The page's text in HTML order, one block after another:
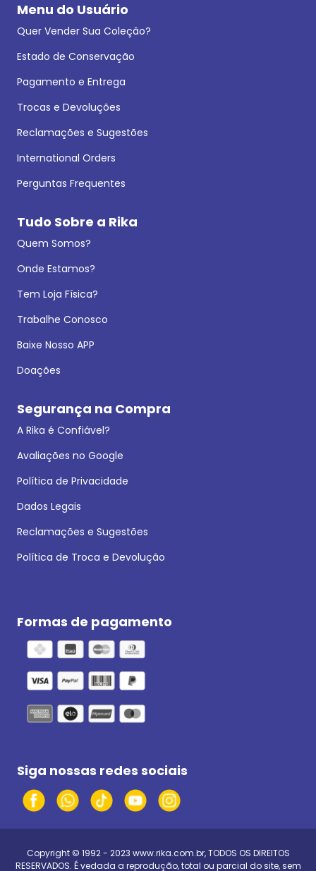
Menu do Usuário
Quer Vender Sua Coleção?
Estado de Conservação
Pagamento e Entrega
Trocas e Devoluções
Reclamações e Sugestões
International Orders
Perguntas Frequentes
Tudo Sobre a Rika
Quem Somos?
Onde Estamos?
Tem Loja Física?
Trabalhe Conosco
Baixe Nosso APP
Doações
Segurança na Compra
A Rika é Confiável?
Avaliações no Google
Política de Privacidade
Dados Legais
Reclamações e Sugestões
Política de Troca e Devolução
Formas de pagamento
Siga nossas redes sociais
Copyright © 1992 - 2023 www.rika.com.br, TODOS OS DIREITOS
RESERVADOS. É vedada a reprodução, total ou parcial do site, sem